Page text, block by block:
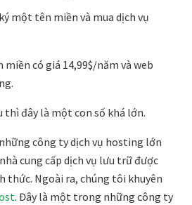
một tên miền và mua dịch vụ
có giá 14,99$/năm và web
thì đây là một con số khá lớn.
công ty dịch vụ hosting lớn
cung cấp dịch vụ lưu trữ được
thức. Ngoài ra, chúng tôi khuyên
. Đây là một trong những công ty